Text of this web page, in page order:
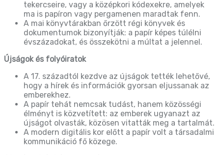
tekercseire, vagy a középkori kódexekre, amelyek
ma is papíron vagy pergamenen maradtak fenn.
A mai könyvtárakban őrzött régi könyvek és
dokumentumok bizonyítják: a papír képes túlélni
évszázadokat, és összekötni a múltat a jelennel.
Újságok és folyóiratok
A 17. századtól kezdve az újságok tették lehetővé,
hogy a hírek és információk gyorsan eljussanak az
emberekhez.
A papír tehát nemcsak tudást, hanem közösségi
élményt is közvetített: az emberek ugyanazt az
újságot olvasták, közösen vitatták meg a tartalmát.
A modern digitális kor előtt a papír volt a társadalmi
kommunikáció fő közege.